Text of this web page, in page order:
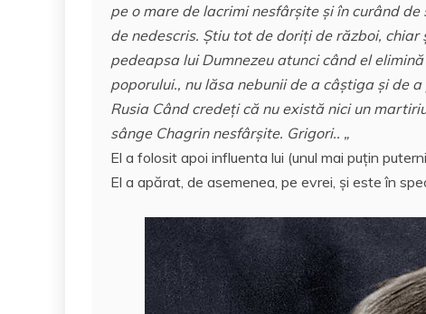
pe o mare de lacrimi nesfârşite şi în curând
de nedescris. Ştiu tot de doriţi de război,
pedeapsa lui Dumnezeu atunci când el
poporului., nu lăsa nebunii de a câştiga şi de
Rusia Când credeţi că nu există nici un
sânge Chagrin nesfârşite. Grigori.. „
El a folosit apoi influenta lui (unul mai puţin
El a apărat, de asemenea, pe evrei, şi este în